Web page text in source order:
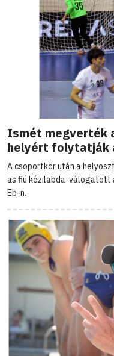
Ismét megverték
helyért folytatják
A csoportkör után a
as fiú kézilabda-válogatott
Eb-n.